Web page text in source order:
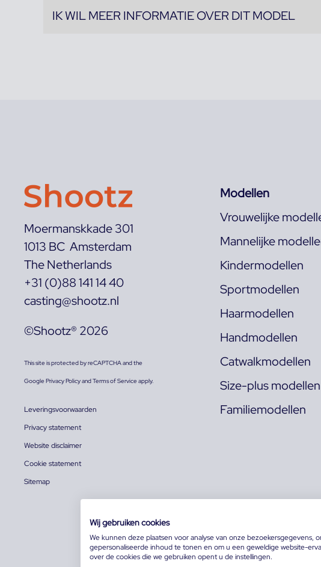
IK WIL MEER INFORMATIE OVER DIT MODEL
Moermanskkade 301
1013 BC Amsterdam
The Netherlands
+31 (0)88 141 14 40
casting@shootz.nl
©Shootz® 2026
This site is protected by reCAPTCHA and the
GooglePrivacy PolicyandTerms of Serviceapply.
Leveringsvoorwaarden
Privacy statement
Website disclaimer
Cookie statement
Sitemap
Modellen
Vrouwelijke
Mannelijke
Kindermodellen
Sportmodellen
Haarmodellen
Handmodellen
Catwalkmodellen
Size-plus modellen
Familiemodellen
Wij gebruiken cookies
We kunnen deze plaatsen voor analyse van onze bezoekersgegevens,
gepersonaliseerde inhoud te tonen en om u een geweldige website-
over de cookies die we gebruiken opent u de instellingen.